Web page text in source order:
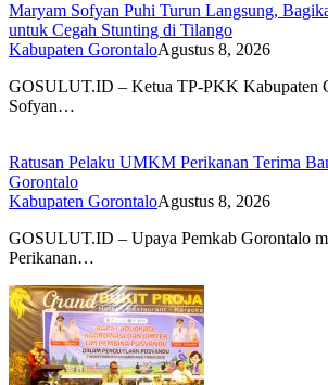
Maryam Sofyan Puhi Turun Langsung,
untuk Cegah Stunting di Tilango
Kabupaten GorontaloAgustus 8, 2026
GOSULUT.ID – Ketua TP-PKK Kabupaten
Sofyan…
Ratusan Pelaku UMKM Perikanan Terima
Gorontalo
Kabupaten GorontaloAgustus 8, 2026
GOSULUT.ID – Upaya Pemkab Gorontalo
Perikanan…